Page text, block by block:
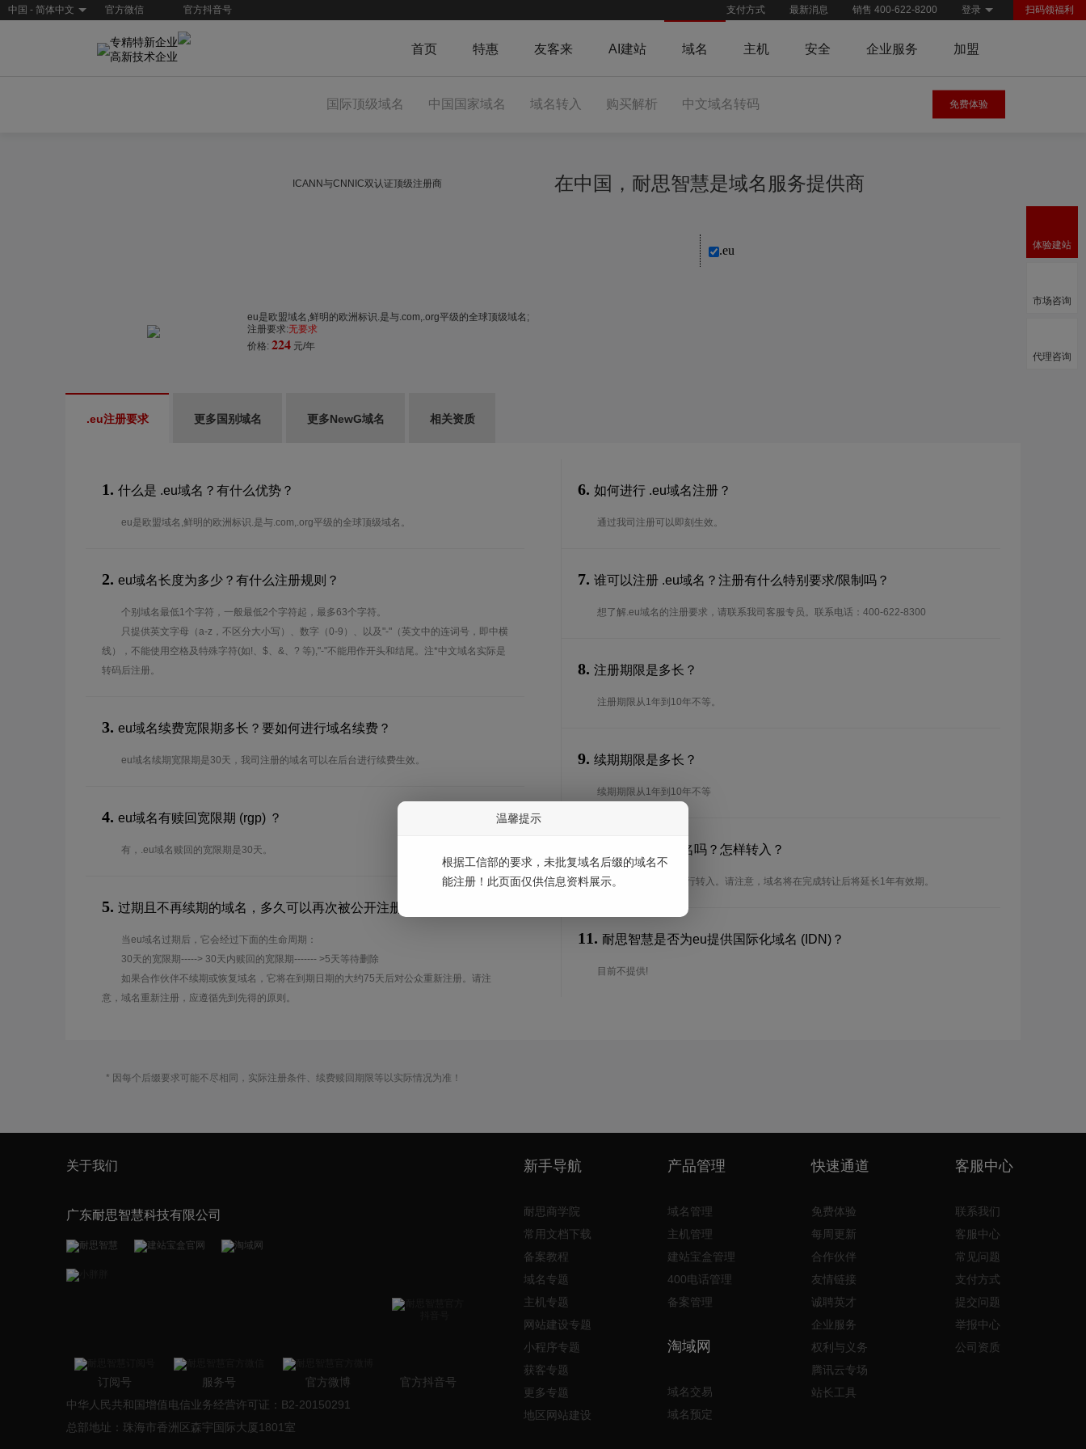
中国 - 简体中文 官方微信 官方抖音号 扫码领福利
登录
销售 400-622-8200
最新消息
支付方式
专精特新企业
高新技术企业
首页 特惠 友客来 AI建站 域名 主机 安全 企业服务 加盟
国际顶级域名 中国国家域名 域名转入 购买解析 中文域名转码 免费体验
ICANN与CNNIC双认证顶级注册商 在中国，耐思智慧是域名服务提供商
.eu
eu是欧盟域名,鲜明的欧洲标识.是与.com,.org平级的全球顶级域名;
注册要求:无要求
价格: 224 元/年
.eu注册要求 更多国别域名 更多NewG域名 相关资质
1. 什么是 .eu域名？有什么优势？
eu是欧盟域名,鲜明的欧洲标识.是与.com,.org平级的全球顶级域名。
2. eu域名长度为多少？有什么注册规则？
个别域名最低1个字符，一般最低2个字符起，最多63个字符。
只提供英文字母（a-z，不区分大小写）、数字（0-9）、以及"-"（英文中的连词号，即中横
线），不能使用空格及特殊字符(如!、$、&、? 等),"-"不能用作开头和结尾。注*中文域名实际是
转码后注册。
3. eu域名续费宽限期多长？要如何进行域名续费？
eu域名续期宽限期是30天，我司注册的域名可以在后台进行续费生效。
4. eu域名有赎回宽限期 (rgp) ？
有，.eu域名赎回的宽限期是30天。
5. 过期且不再续期的域名，多久可以再次被公开注册？
当eu域名过期后，它会经过下面的生命周期：
30天的宽限期-----> 30天内赎回的宽限期------- >5天等待删除
如果合作伙伴不续期或恢复域名，它将在到期日期的大约75天后对公众重新注册。请注
意，域名重新注册，应遵循先到先得的原则。
6. 如何进行 .eu域名注册？
通过我司注册可以即刻生效。
7. 谁可以注册 .eu域名？注册有什么特别要求/限制吗？
想了解.eu域名的注册要求，请联系我司客服专员。联系电话：400-622-8300
8. 注册期限是多长？
注册期限从1年到10年不等。
9. 续期期限是多长？
续期期限从1年到10年不等
可以转入eu域名吗？怎样转入？
是的，eu域名可以进行转入。请注意，域名将在完成转让后将延长1年有效期。
11. 耐思智慧是否为eu提供国际化域名 (IDN)？
目前不提供!
* 因每个后缀要求可能不尽相同，实际注册条件、续费赎回期限等以实际情况为准！
关于我们
广东耐思智慧科技有限公司
订阅号 服务号 官方微博
官方抖音号
中华人民共和国增值电信业务经营许可证：B2-20150291
总部地址：珠海市香洲区森宇国际大厦1801室
新手导航
耐思商学院
常用文档下载
备案教程
域名专题
主机专题
网站建设专题
小程序专题
获客专题
更多专题
地区网站建设
产品管理
域名管理
主机管理
建站宝盒管理
400电话管理
备案管理
淘域网
域名交易
域名预定
快速通道
免费体验
每周更新
合作伙伴
友情链接
诚聘英才
企业服务
权利与义务
腾讯云专场
站长工具
客服中心
联系我们
客服中心
常见问题
支付方式
提交问题
举报中心
公司资质
体验建站
市场咨询
代理咨询
温馨提示
根据工信部的要求，未批复域名后缀的域名不
能注册！此页面仅供信息资料展示。